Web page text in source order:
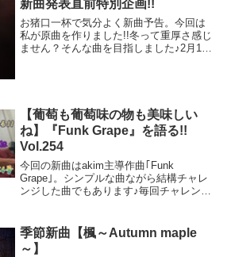
新曲発表直前特別企画!!
お猪口一杯で気分よく新曲予告。今回は
私が原曲を作りました!!冬って重厚さ感じ
ません？そんな曲を目指しました♪2月15
【葡萄も葡萄味の物も美味しい
ね】『Funk Grape』を語る!!
Vol.254
今回の新曲はakim主導作曲｢Funk
Grape｣。シンプルな曲ながら結構チャレ
ンジした曲でもあります♪毎回チャレンジ
季節新曲【楓～Autumn maple
～】